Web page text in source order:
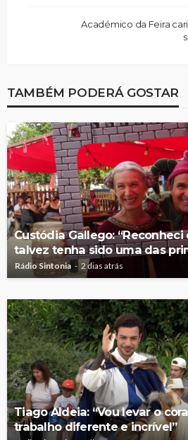
Académico da Feira
TAMBÉM PODERÁ GOSTAR
Custódia Gallego:
talvez tenha sido uma das
Rádio Sintonia 2 dias atrás
Tiago Aldeia: “Vou levar o
trabalho diferente e incrível”